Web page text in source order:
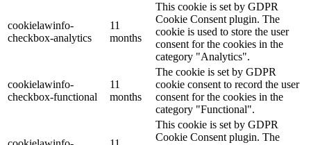
cookielawinfo-
checkbox-analytics
11
months
This cookie is set by GDPR
Cookie Consent plugin. The
cookie is used to store the user
consent for the cookies in the
category "Analytics".
cookielawinfo-
checkbox-functional
11
months
The cookie is set by GDPR
cookie consent to record the user
consent for the cookies in the
category "Functional".
This cookie is set by GDPR
Cookie Consent plugin. The